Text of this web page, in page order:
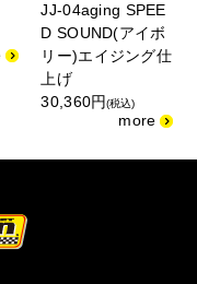
JJ-04aging SPEE
D SOUND(アイボ
リー)エイジング仕
上げ
30,360円(税込)